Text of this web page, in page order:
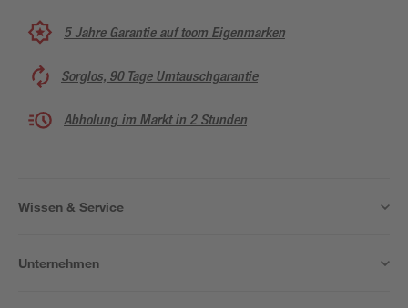
5 Jahre Garantie auf toom Eigenmarken
Sorglos, 90 Tage Umtauschgarantie
Abholung im Markt in 2 Stunden
Wissen & Service
Unternehmen